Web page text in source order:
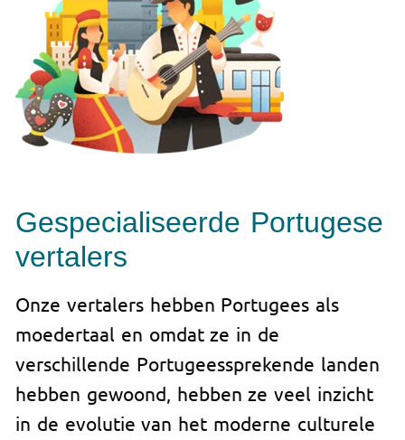
Gespecialiseerde Portugese
vertalers
Onze vertalers hebben Portugees als
moedertaal en omdat ze in de
verschillende Portugeessprekende landen
hebben gewoond, hebben ze veel inzicht
in de evolutie van het moderne culturele